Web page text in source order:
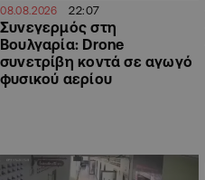
08.08.2026 22:07
Συνεγερμός στη
Βουλγαρία: Drone
συνετρίβη κοντά σε αγωγό
φυσικού αερίου